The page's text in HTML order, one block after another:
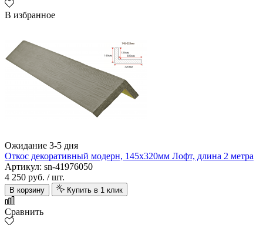
В избранное
Ожидание 3-5 дня
Откос декоративный модерн, 145х320мм Лофт, длина 2 метра
Артикул: sn-41976050
4 250 руб. / шт.
В корзину Купить в 1 клик
Сравнить